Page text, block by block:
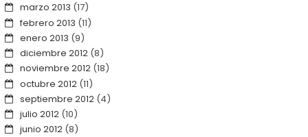
marzo 2013 (17)
febrero 2013 (11)
enero 2013 (9)
diciembre 2012(8)
noviembre 2012(18)
octubre 2012(11)
septiembre 2012(4)
julio 2012(10)
junio 2012(8)